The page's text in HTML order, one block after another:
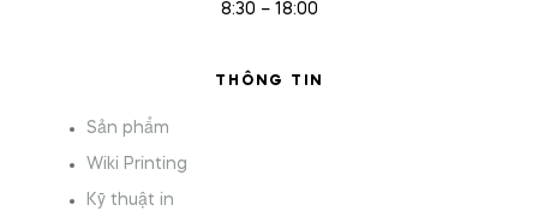
8:30 – 18:00
THÔNG TIN
Sản phẩm
Wiki Printing
Kỹ thuật in